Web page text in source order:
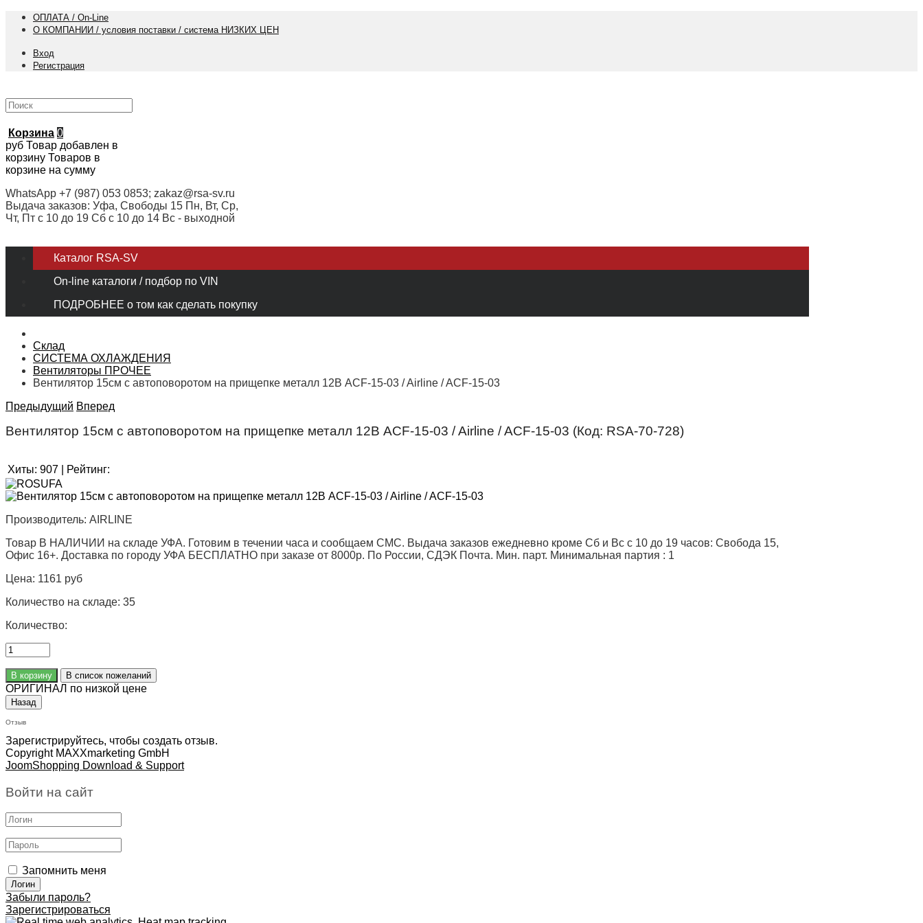
ОПЛАТА / On-Line
О КОМПАНИИ / условия поставки / система НИЗКИХ ЦЕН
Вход
Регистрация
Корзина 0
руб Товар добавлен в
корзину Товаров в
корзине на сумму
WhatsApp +7 (987) 053 0853; zakaz@rsa-sv.ru
Выдача заказов: Уфа, Свободы 15 Пн, Вт, Ср,
Чт, Пт с 10 до 19 Сб с 10 до 14 Вс - выходной
Каталог RSA-SV
On-line каталоги / подбор по VIN
ПОДРОБНЕЕ о том как сделать покупку
Склад
СИСТЕМА ОХЛАЖДЕНИЯ
Вентиляторы ПРОЧЕЕ
Вентилятор 15см с автоповоротом на прищепке металл 12В ACF-15-03 / Airline / ACF-15-03
Предыдущий Вперед
Вентилятор 15см с автоповоротом на прищепке металл 12В ACF-15-03 / Airline / ACF-15-03 (Код: RSA-70-728)
Хиты: 907 Рейтинг:
Производитель: AIRLINE
Товар В НАЛИЧИИ на складе УФА. Готовим в течении часа и сообщаем СМС. Выдача заказов ежедневно кроме Сб и Вс с 10 до 19 часов: Свобода 15,
Офис 16+. Доставка по городу УФА БЕСПЛАТНО при заказе от 8000р. По России, СДЭК Почта. Мин. парт. Минимальная партия : 1
Цена: 1161 руб
Количество на складе: 35
Количество:
ОРИГИНАЛ по низкой цене
Отзыв
Зарегистрируйтесь, чтобы создать отзыв.
Copyright MAXXmarketing GmbH
JoomShopping Download & Support
Войти на сайт
Запомнить меня
Забыли пароль?
Зарегистрироваться